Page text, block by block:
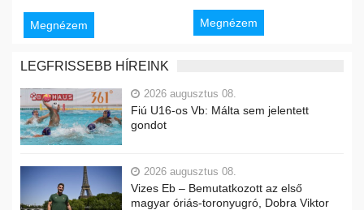
Megnézem Megnézem
LEGFRISSEBB HÍREINK
2026 augusztus 08.
Fiú U16-os Vb: Málta sem jelentett
gondot
2026 augusztus 08.
Vizes Eb – Bemutatkozott az első
magyar óriás-toronyugró, Dobra Viktor